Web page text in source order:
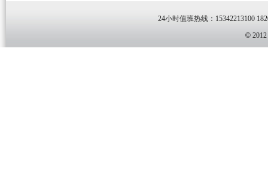
24小时值班热线：15342213100
© 2012